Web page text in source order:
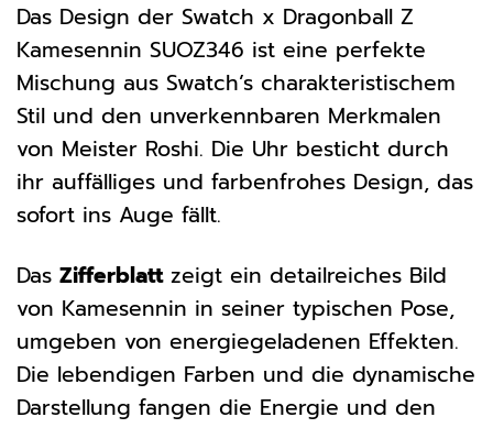
Das Design der Swatch x Dragonball Z
Kamesennin SUOZ346 ist eine perfekte
Mischung aus Swatch’s charakteristischem
Stil und den unverkennbaren Merkmalen
von Meister Roshi. Die Uhr besticht durch
ihr auffälliges und farbenfrohes Design, das
sofort ins Auge fällt.
Das Zifferblattzeigt ein detailreiches Bild
von Kamesennin in seiner typischen Pose,
umgeben von energiegeladenen Effekten.
Die lebendigen Farben und die dynamische
Darstellung fangen die Energie und den